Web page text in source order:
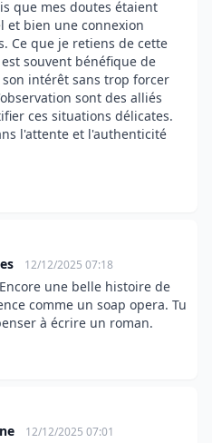
que mes doutes étaient
et bien une connexion
Ce que je retiens de cette
souvent bénéfique de
intérêt sans trop forcer
sont des alliés
ces situations délicates.
l'attente et l'authenticité
12/12/2025 07:18
une belle histoire de
comme un soap opera. Tu
à écrire un roman.
12/12/2025 07:01